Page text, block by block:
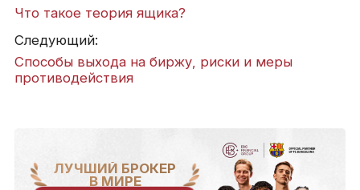
Что такое теория ящика?
Следующий:
Способы выхода на биржу, риски и меры
противодействия
ЛУЧШИЙ БРОКЕР
В МИРЕ